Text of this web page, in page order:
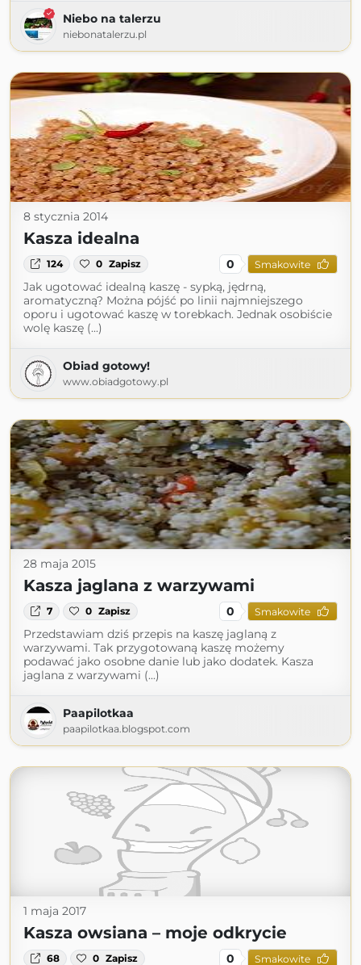
Niebo na talerzu
niebonatalerzu.pl
8 stycznia 2014
Kasza idealna
124 0 Zapisz 0 Smakowite
Jak ugotować idealną kaszę - sypką, jędrną,
aromatyczną? Można pójść po linii najmniejszego
oporu i ugotować kaszę w torebkach. Jednak osobiście
wolę kaszę (...)
Obiad gotowy!
www.obiadgotowy.pl
28 maja 2015
Kasza jaglana z warzywami
7 0 Zapisz 0 Smakowite
Przedstawiam dziś przepis na kaszę jaglaną z
warzywami. Tak przygotowaną kaszę możemy
podawać jako osobne danie lub jako dodatek. Kasza
jaglana z warzywami (...)
Paapilotkaa
paapilotkaa.blogspot.com
1 maja 2017
Kasza owsiana – moje odkrycie
68 0 Zapisz 0 Smakowite